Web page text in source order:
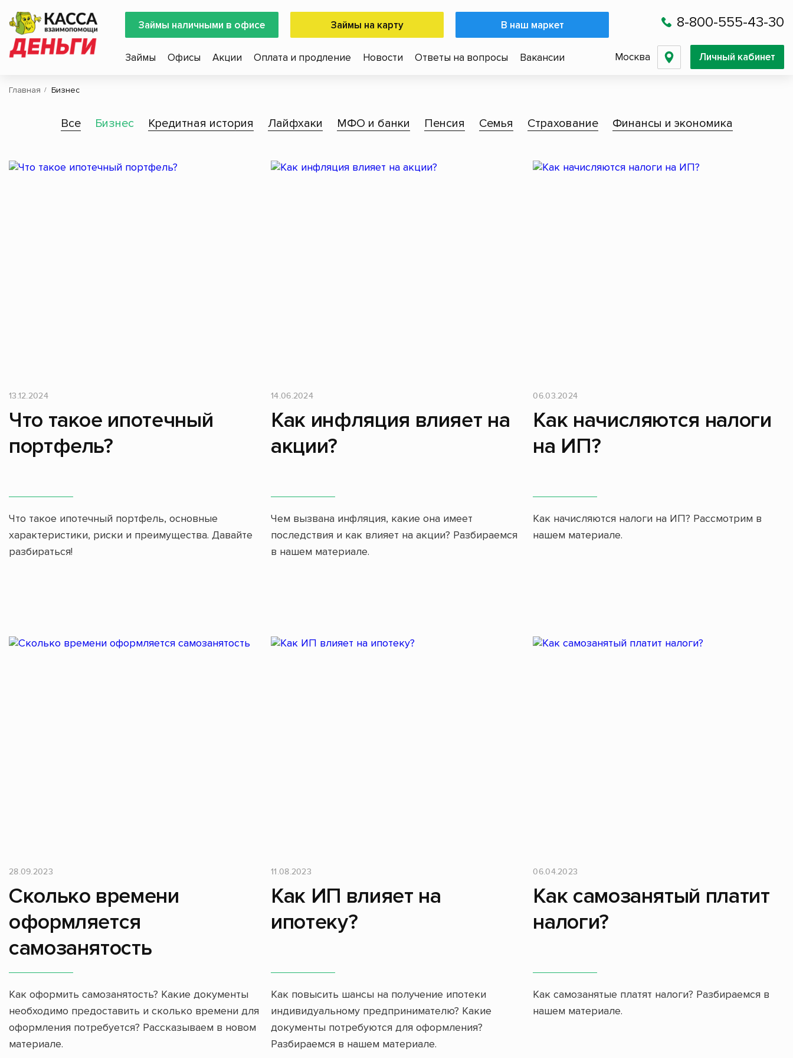
Займы наличными в офисе Займы на карту В наш маркет 8-800-555-43-30
Займы Офисы Акции Оплата и продление Новости Ответы на вопросы Вакансии Москва Личный кабинет
Главная Бизнес
Все Бизнес Кредитная история Лайфхаки МФО и банки Пенсия Семья Страхование Финансы и экономика
13.12.2024
Что такое ипотечный
портфель?
Что такое ипотечный портфель, основные
характеристики, риски и преимущества. Давайте
разбираться!
14.06.2024
Как инфляция влияет на
акции?
Чем вызвана инфляция, какие она имеет
последствия и как влияет на акции? Разбираемся
в нашем материале.
06.03.2024
Как начисляются налоги
на ИП?
Как начисляются налоги на ИП? Рассмотрим в
нашем материале.
28.09.2023
Сколько времени
оформляется
самозанятость
Как оформить самозанятость? Какие документы
необходимо предоставить и сколько времени для
оформления потребуется? Рассказываем в новом
материале.
11.08.2023
Как ИП влияет на
ипотеку?
Как повысить шансы на получение ипотеки
индивидуальному предпринимателю? Какие
документы потребуются для оформления?
Разбираемся в нашем материале.
06.04.2023
Как самозанятый платит
налоги?
Как самозанятые платят налоги? Разбираемся в
нашем материале.